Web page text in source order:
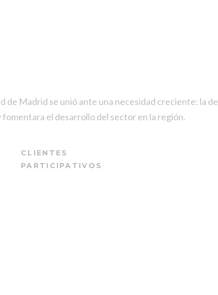
de Madrid se unió ante una necesidad creciente: la de
el desarrollo del sector en la región.
CLIENTES
PARTICIPATIVOS